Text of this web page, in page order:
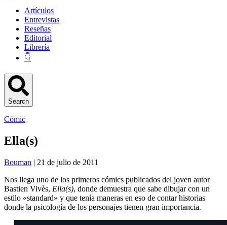
Artículos
Entrevistas
Reseñas
Editorial
Librería
👇
Search
Cómic
Ella(s)
Bouman | 21 de julio de 2011
Nos llega uno de los primeros cómics publicados del joven autor
Bastien Vivès, Ella(s), donde demuestra que sabe dibujar con un
estilo «standard» y que tenía maneras en eso de contar historias
donde la psicología de los personajes tienen gran importancia.